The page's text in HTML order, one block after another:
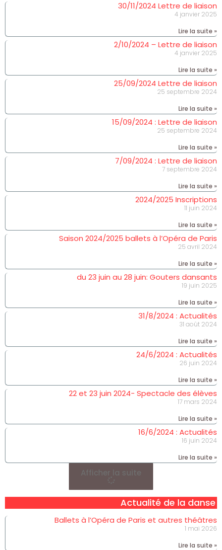
30/11/2024 Lettre de liaison
4 janvier 2025
Lire la suite »
2/10/2024 – Lettre de liaison
4 janvier 2025
Lire la suite »
25/09/2024 Lettre de liaison
25 septembre 2024
Lire la suite »
15/09/2024 : Lettre de liaison
25 septembre 2024
Lire la suite »
7/09/2024 : Lettre de liaison
7 septembre 2024
Lire la suite »
2024/2025 Inscriptions
11 juin 2024
Lire la suite »
Saison 2024/2025 ballets à l’Opéra de Paris
25 avril 2024
Lire la suite »
du 23 juin au 28 juin: Gouters dansants
19 juin 2025
Lire la suite »
31/8/2024 : Actualités
31 août 2024
Lire la suite »
24/6/2024 : Actualités
26 juin 2024
Lire la suite »
22 et 23 juin 2024- Spectacle des élèves
17 mars 2024
Lire la suite »
16/6/2024 : Actualités
16 juin 2024
Lire la suite »
Afficher la suite
Actualité de la danse
Ballets à l’Opéra de Paris et autres théâtres
1 mai 2026
Lire la suite »